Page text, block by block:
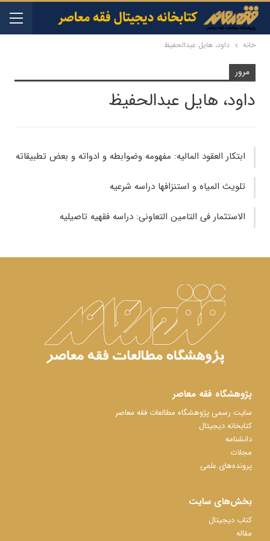
خانه داود، هایل عبدالحفیظ
مرور
داود، هایل عبدالحفیظ
ابتکار العقود المالیه: مفهومه وضوابطه و ادواته و بعض تطبیقاته
تلویث المیاه و استنزافها دراسه شرعیه
الاستثمار فی التامین التعاونی: دراسه فقهیه تاصیلیه
پژوهشگاه فقه معاصر
سایت رسمی پژوهشگاه مطالعات فقه معاصر
کتابخانه دیجیتال
دانشنامه
مجلات
پرونده‌های علمی
بخش‌های سایت
کتاب دیجیتال
مقاله